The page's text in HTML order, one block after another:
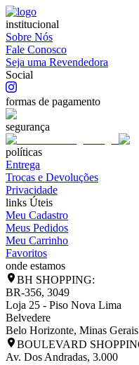
institucional
Sobre Nós
Fale Conosco
Seja uma Revendedora
Social
formas de pagamento
segurança
políticas
Entrega
Trocas e Devoluções
Privacidade
links Úteis
Meu Cadastro
Meus Pedidos
Meu Carrinho
Favoritos
onde estamos
BH SHOPPING:
BR-356, 3049
Loja 25 - Piso Nova Lima
Belvedere
Belo Horizonte, Minas Gerais
BOULEVARD
Av. Dos Andradas, 3.000